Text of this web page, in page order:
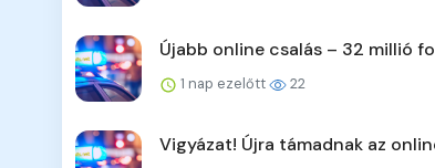
Újabb online csalás – 32 millió
1 nap ezelőtt 22
Vigyázat! Újra támadnak az